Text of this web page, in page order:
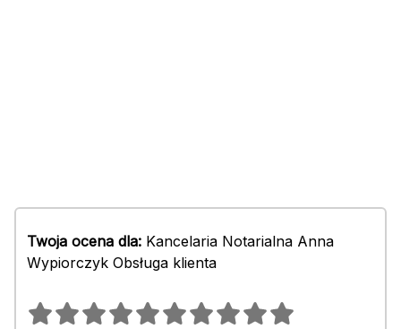
Twoja ocena dla: Kancelaria Notarialna Anna
Wypiorczyk Obsługa klienta